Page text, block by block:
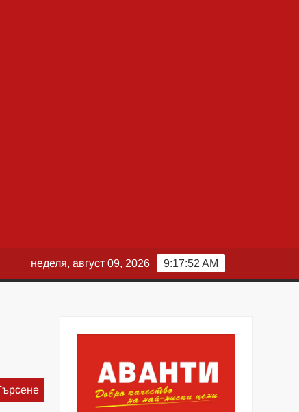
9:17:53 AM
неделя, август 09, 2026